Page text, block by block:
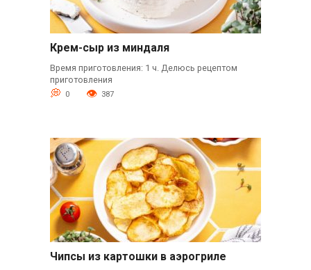
Крем-сыр из миндаля
Время приготовления: 1 ч. Делюсь рецептом
приготовления
0 387
Чипсы из картошки в аэрогриле